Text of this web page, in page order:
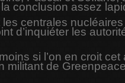
conclusion assez
les centrales
d’inquiéter les
si l’on en croit
militant de